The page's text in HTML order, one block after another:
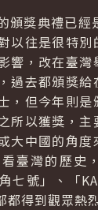
頒獎典禮已經
以往是很特
響，改在臺
過去都頒獎
，但今年則
所以獲獎，主
大中國的角
臺灣的歷史
七號」、「
都得到觀眾熱